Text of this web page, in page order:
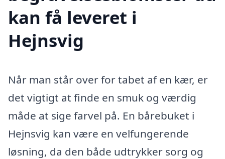
kan få leveret i
Hejnsvig
Når man står over for tabet af en kær, er
det vigtigt at finde en smuk og værdig
måde at sige farvel på. En bårebuket i
Hejnsvig kan være en velfungerende
løsning, da den både udtrykker sorg og